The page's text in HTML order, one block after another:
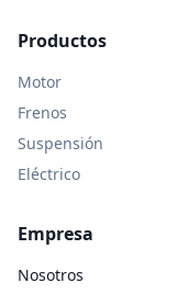
Productos
Motor
Frenos
Suspensión
Eléctrico
Empresa
Nosotros